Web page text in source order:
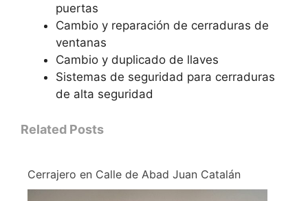
puertas
Cambio y reparación de cerraduras de
ventanas
Cambio y duplicado de llaves
Sistemas de seguridad para cerraduras
de alta seguridad
Related Posts
Cerrajero en Calle de Abad Juan Catalán